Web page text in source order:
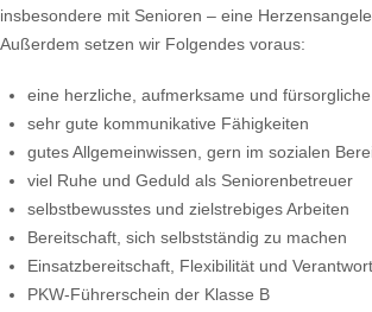
insbesondere mit Senioren – eine
Außerdem setzen wir Folgendes voraus:
eine herzliche, aufmerksame und
sehr gute kommunikative Fähigkeiten
gutes Allgemeinwissen, gern im sozialen
viel Ruhe und Geduld als Seniorenbetreuer
selbstbewusstes und zielstrebiges Arbeiten
Bereitschaft, sich selbstständig zu machen
Einsatzbereitschaft, Flexibilität und
PKW-Führerschein der Klasse B